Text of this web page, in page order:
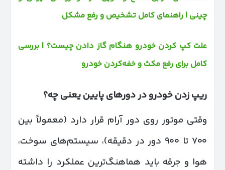
چینی | راهنمای کامل تشخیص و رفع مشکل
علت کپ کردن خودرو هنگام گاز دادن چیست؟ | بررسی
کامل برای رفع مکث و خفه‌کردن خودرو
ریپ زدن خودرو در دورهای پایین یعنی چه؟
وقتی موتور روی دور آرام قرار دارد (معمولاً بین
۷۰۰ تا ۹۰۰ دور در دقیقه)، سیستم‌های سوخت،
هوا و جرقه باید هماهنگ‌ترین عملکرد را داشته